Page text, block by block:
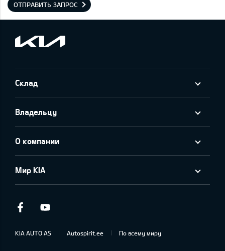
ОТПРАВИТЬ ЗАПРОС
Склад
Владельцу
О компании
Мир KIA
Facebook
KIA AUTO AS Autospirit.ee По всему миру